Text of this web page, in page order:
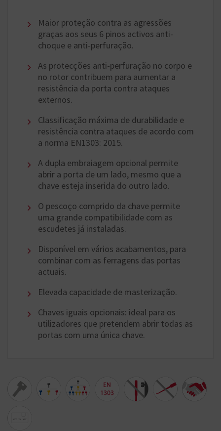
Maior proteção contra as agressões
graças aos seus 6 pinos activos anti-
choque e anti-perfuração.
As protecções anti-perfuração no corpo e
no rotor contribuem para aumentar a
resistência da porta contra ataques
externos.
Classificação máxima de durabilidade e
resistência contra ataques de acordo com
a norma EN1303: 2015.
A dupla embraiagem opcional permite
abrir a porta de um lado, mesmo que a
chave esteja inserida do outro lado.
O pescoço comprido da chave permite
uma grande compatibilidade com as
escudetes já instaladas.
Disponível em vários acabamentos, para
combinar com as ferragens das portas
actuais.
Elevada capacidade de masterização.
Chaves iguais opcionais: ideal para os
utilizadores que pretendem abrir todas as
portas com uma única chave.